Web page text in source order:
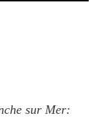
sur Mer: